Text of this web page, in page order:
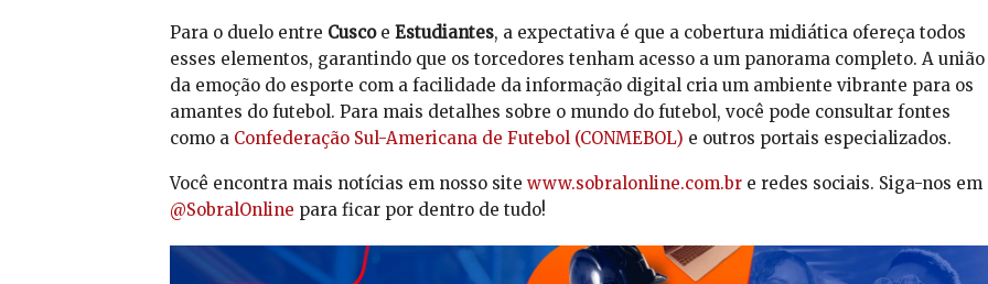
Para o duelo entre Cuscoe Estudiantes, a expectativa é que a cobertura midiática ofereça todos
esses elementos, garantindo que os torcedores tenham acesso a um panorama completo. A união
da emoção do esporte com a facilidade da informação digital cria um ambiente vibrante para os
amantes do futebol. Para mais detalhes sobre o mundo do futebol, você pode consultar fontes
como a Confederação Sul-Americana de Futebol (CONMEBOL) e outros portais especializados.
Você encontra mais notícias em nosso site www.sobralonline.com.bre redes sociais. Siga-nos em
@SobralOnline para ficar por dentro de tudo!